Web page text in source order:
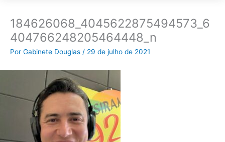
184626068_4045622875494573_6
404766248205464448_n
Por Gabinete Douglas / 29 de julho de 2021